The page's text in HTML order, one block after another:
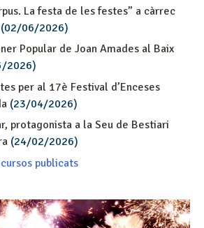
La festa de les festes” a càrrec
(02/06/2026)
Popular de Joan Amades al Baix
2026)
per al 17è Festival d’Enceses
(23/04/2026)
protagonista a la Seu de Bestiari
(24/02/2026)
publicats